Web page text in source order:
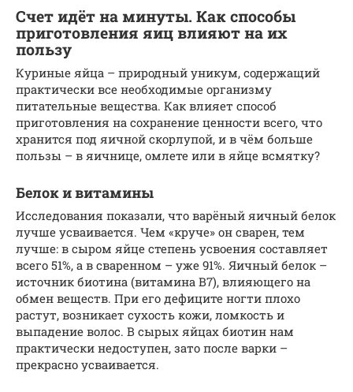
Счет идёт на минуты. Как способы
приготовления яиц влияют на их
пользу
Куриные яйца – природный уникум, содержащий
практически все необходимые организму
питательные вещества. Как влияет способ
приготовления на сохранение ценности всего, что
хранится под яичной скорлупой, и в чём больше
пользы – в яичнице, омлете или в яйце всмятку?
Белок и витамины
Исследования показали, что варёный яичный белок
лучше усваивается. Чем «круче» он сварен, тем
лучше: в сыром яйце степень усвоения составляет
всего 51%, а в сваренном – уже 91%. Яичный белок –
источник биотина (витамина В7), влияющего на
обмен веществ. При его дефиците ногти плохо
растут, возникает сухость кожи, ломкость и
выпадение волос. В сырых яйцах биотин нам
практически недоступен, зато после варки –
прекрасно усваивается.